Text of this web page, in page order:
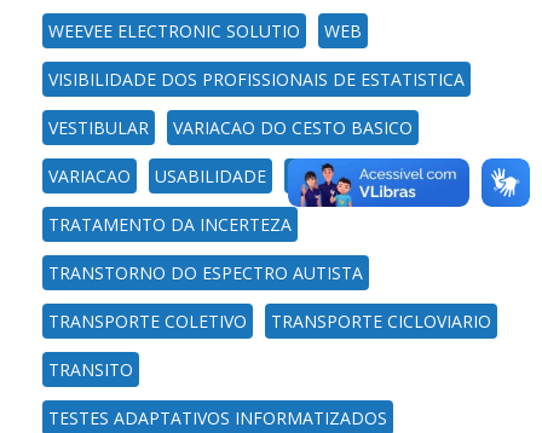
WEEVEE ELECTRONIC SOLUTIO WEB
VISIBILIDADE DOS PROFISSIONAIS DE ESTATISTICA
VESTIBULAR VARIACAO DO CESTO BASICO
VARIACAO USABILIDADE UFSM
TRATAMENTO DA INCERTEZA
TRANSTORNO DO ESPECTRO AUTISTA
TRANSPORTE COLETIVO TRANSPORTE CICLOVIARIO
TRANSITO
TESTES ADAPTATIVOS INFORMATIZADOS